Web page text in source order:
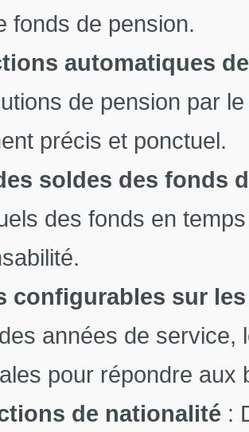
fonds de pension.
automatiques
de pension par
précis et ponctuel.
soldes des fonds
des fonds en
configurables sur
années de service,
pour répondre aux
de nationalité :